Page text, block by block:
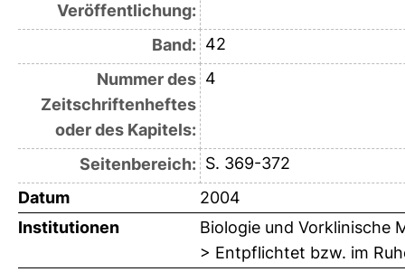
Veröffentlichung:
Band: 42
Nummer des
Zeitschriftenheftes
oder des Kapitels:
4
Seitenbereich: S. 369-372
Datum
2004
Institutionen
Biologie und Vorklinische
> Entpflichtet bzw. im